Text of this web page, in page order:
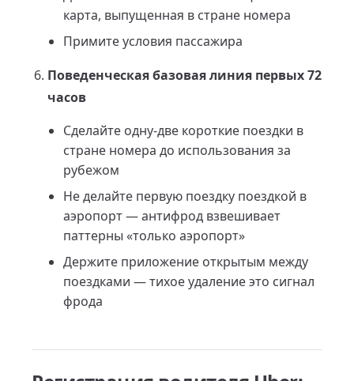
карта, выпущенная в стране номера
Примите условия пассажира
Поведенческая базовая линия первых 72
часов
Сделайте одну-две короткие поездки в
стране номера до использования за
рубежом
Не делайте первую поездку поездкой в
аэропорт — антифрод взвешивает
паттерны «только аэропорт»
Держите приложение открытым между
поездками — тихое удаление это сигнал
фрода